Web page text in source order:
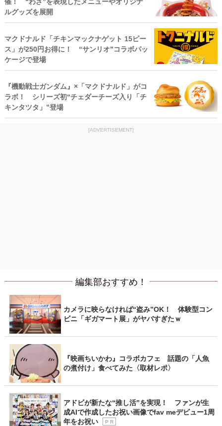
ルグッズを展開
マクドナルド「チキンマックナゲット 15ピー
ス」が250円お得に！ “サンリオ”コラボパッ
ケージで登場
『機動戦士ガンダム』×「マクドナルド」がコ
ラボ！ シリーズ初“チェダーチーズ入り「チ
キンタツタ」”登場
[ADVERTISEMENT]
編集部おすすめ！
カメラに映らなければ“盗み”OK！ 体験型コン
ビニ「ギガマート展」がヤバすぎたｗ
『映画ちいかわ』コラボカフェ 話題の「人魚
の煮付け」食べてみた〈取材レポ〉
アドビが新たな“推し活”を実現！ ファンが生
成AIで作成したお祝い画像でfav meデビュー1周
年をお祝い
P R